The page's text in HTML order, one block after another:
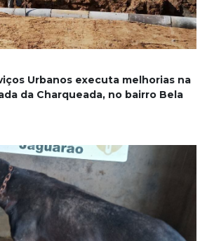
Urbanos executa melhorias na
da Charqueada, no bairro Bela